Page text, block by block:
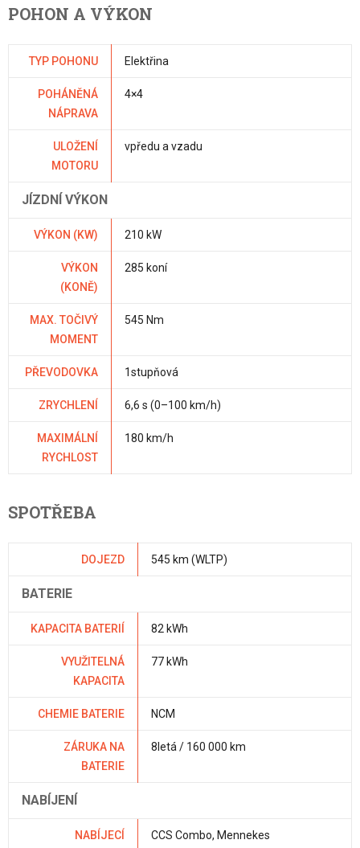
POHON A VÝKON
TYP POHONU Elektřina
POHÁNĚNÁ
NÁPRAVA
4×4
ULOŽENÍ
MOTORU
vpředu a vzadu
JÍZDNÍ VÝKON
VÝKON (KW) 210 kW
VÝKON
(KONĚ)
285 koní
MAX. TOČIVÝ
MOMENT
545 Nm
PŘEVODOVKA 1stupňová
ZRYCHLENÍ 6,6 s (0–100 km/h)
MAXIMÁLNÍ
RYCHLOST
180 km/h
SPOTŘEBA
DOJEZD 545 km (WLTP)
BATERIE
KAPACITA BATERIÍ 82 kWh
VYUŽITELNÁ
KAPACITA
77 kWh
CHEMIE BATERIE NCM
ZÁRUKA NA
BATERIE
8letá / 160 000 km
NABÍJENÍ
NABÍJECÍ CCS Combo, Mennekes